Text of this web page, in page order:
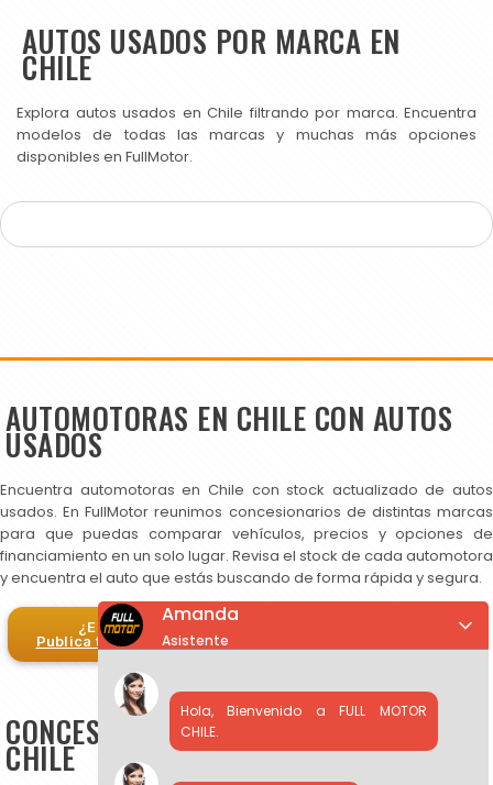
AUTOS USADOS POR MARCA EN
CHILE
Explora autos usados en Chile filtrando por marca. Encuentra
modelos de todas las marcas y muchas más opciones
disponibles en FullMotor.
AUTOMOTORAS EN CHILE CON AUTOS
USADOS
Encuentra automotoras en Chile con stock actualizado de autos
usados. En FullMotor reunimos concesionarios de distintas marcas
para que puedas comparar vehículos, precios y opciones de
financiamiento en un solo lugar. Revisa el stock de cada automotora
y encuentra el auto que estás buscando de forma rápida y segura.
¿Eres automotora?
Publica tus autos en FullMotor
CONCESIONARIOS DE AUTOS USADOS EN
CHILE
Amanda
Asistente
Hola, Bienvenido a FULL MOTOR
CHILE.